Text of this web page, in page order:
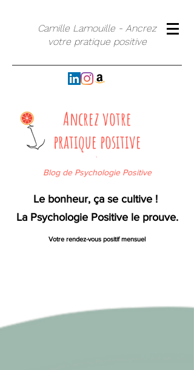
Camille Lamouille - Ancrez
votre pratique positive
Ancrez votre
pratique positive
`
Blog de Psychologie Positive
Le bonheur, ça se cultive !
La Psychologie Positive le prouve.
Votre rendez-vous positif mensuel